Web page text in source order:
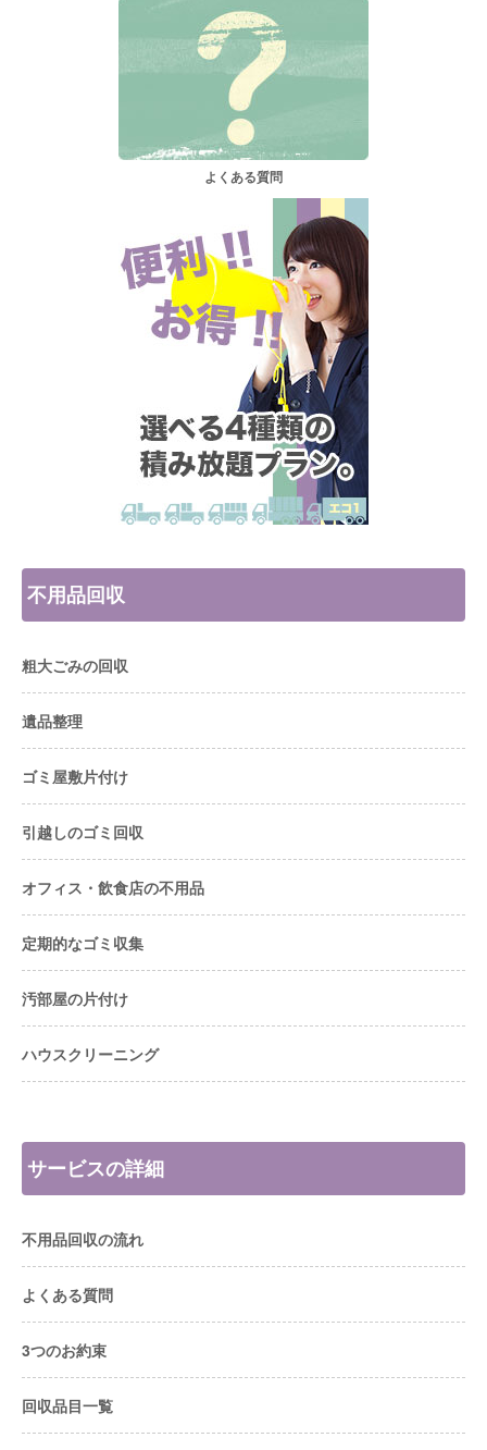
よくある質問
不用品回収
粗大ごみの回収
遺品整理
ゴミ屋敷片付け
引越しのゴミ回収
オフィス・飲食店の不用品
定期的なゴミ収集
汚部屋の片付け
ハウスクリーニング
サービスの詳細
不用品回収の流れ
よくある質問
3つのお約束
回収品目一覧